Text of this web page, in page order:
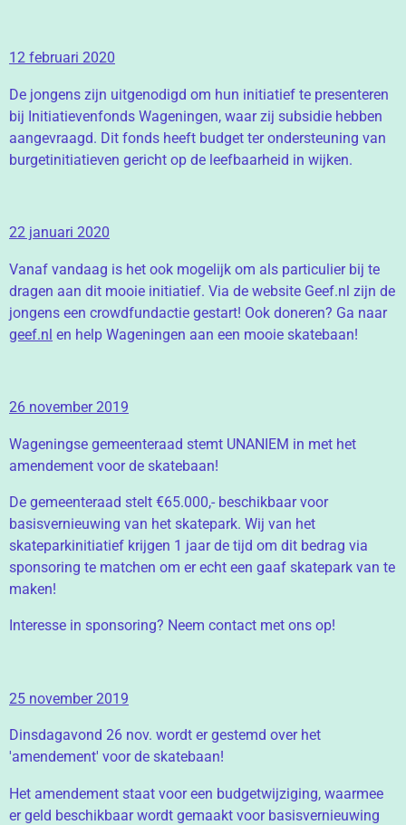
12 februari 2020
De jongens zijn uitgenodigd om hun initiatief te presenteren
bij Initiatievenfonds Wageningen, waar zij subsidie hebben
aangevraagd. Dit fonds heeft budget ter ondersteuning van
burgetinitiatieven gericht op de leefbaarheid in wijken.
22 januari 2020
Vanaf vandaag is het ook mogelijk om als particulier bij te
dragen aan dit mooie initiatief. Via de website Geef.nl zijn de
jongens een crowdfundactie gestart! Ook doneren? Ga naar
geef.nl en help Wageningen aan een mooie skatebaan!
26 november 2019
Wageningse gemeenteraad stemt UNANIEM in met het
amendement voor de skatebaan!
De gemeenteraad stelt €65.000,- beschikbaar voor
basisvernieuwing van het skatepark. Wij van het
skateparkinitiatief krijgen 1 jaar de tijd om dit bedrag via
sponsoring te matchen om er echt een gaaf skatepark van te
maken!
Interesse in sponsoring? Neem contact met ons op!
25 november 2019
Dinsdagavond 26 nov. wordt er gestemd over het
'amendement' voor de skatebaan!
Het amendement staat voor een budgetwijziging, waarmee
er geld beschikbaar wordt gemaakt voor basisvernieuwing